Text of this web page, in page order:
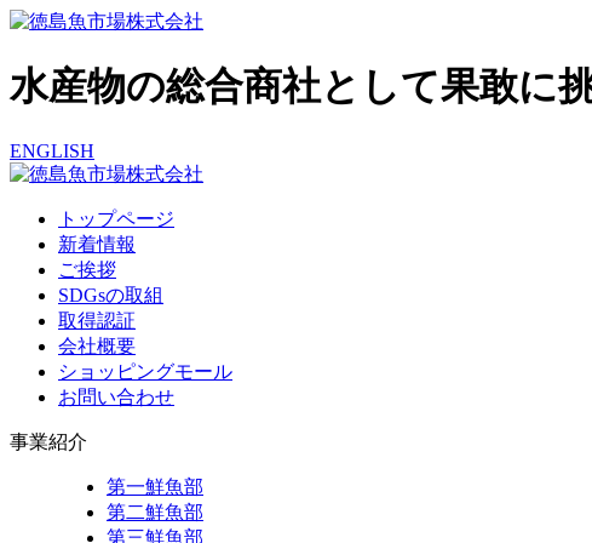
水産物の総合商社として果敢に
ENGLISH
トップページ
新着情報
ご挨拶
SDGsの取組
取得認証
会社概要
ショッピングモール
お問い合わせ
事業紹介
第一鮮魚部
第二鮮魚部
第三鮮魚部